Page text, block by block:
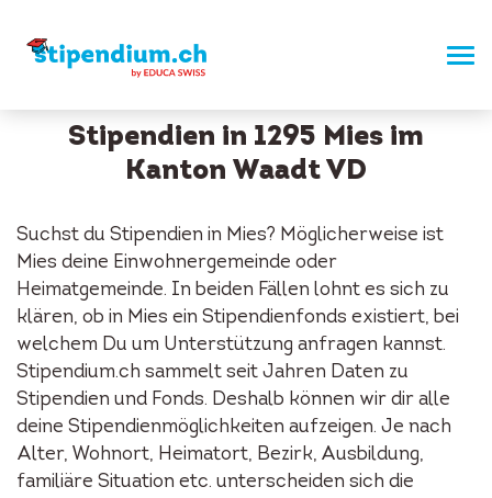
Stipendien in 1295 Mies im
Kanton Waadt VD
Suchst du Stipendien in Mies? Möglicherweise ist
Mies deine Einwohnergemeinde oder
Heimatgemeinde. In beiden Fällen lohnt es sich zu
klären, ob in Mies ein Stipendienfonds existiert, bei
welchem Du um Unterstützung anfragen kannst.
Stipendium.ch sammelt seit Jahren Daten zu
Stipendien und Fonds. Deshalb können wir dir alle
deine Stipendienmöglichkeiten aufzeigen. Je nach
Alter, Wohnort, Heimatort, Bezirk, Ausbildung,
familiäre Situation etc. unterscheiden sich die